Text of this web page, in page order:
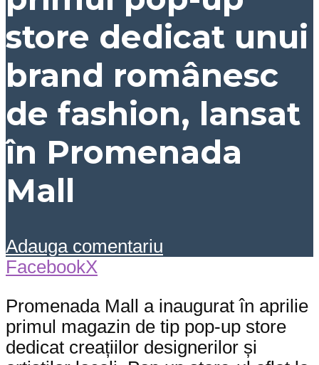
store dedicat unui
brand românesc
de fashion, lansat
în Promenada
Mall
Adauga comentariu
FacebookX
Promenada Mall a inaugurat în aprilie
primul magazin de tip pop-up store
dedicat creațiilor designerilor și